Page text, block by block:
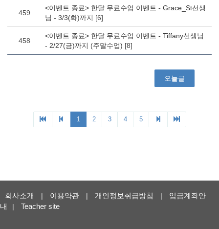
회사소개 | 이용약관 | 개인정보취급방침 |
입금계좌안
내
| Teacher site